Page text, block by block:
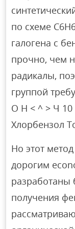
по схеме
галогена с
прочно, чем
радикалы,
группой
О Н < ^ > Ч
Хлорбензол
Но этот
дорогим
получения